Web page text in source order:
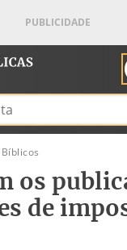
os
de